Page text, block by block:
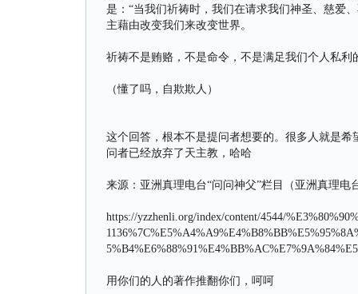
是：“当我们祈祷时，我们在请求我们神圣、慈爱
主藉由改变我们来改变世界。
祈祷不是贿赂，不是命令，不是满足我们个人私
（懂了吗，自欺欺人）
这个回答，根本不是提问者想要的。很多人就是
问者已经放弃了天主教，哈哈
来源：亚洲真理电台“问问神父”栏目（亚洲真理
https://yzzhenli.org/index/content/4544/
用你们的人的著作推翻你们，呵呵